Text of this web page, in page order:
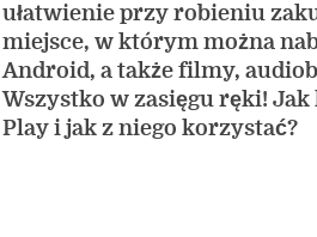
ułatwienie przy robieniu
miejsce, w którym można
Android, a także filmy,
Wszystko w zasięgu ręki! Jak
Play i jak z niego korzystać?